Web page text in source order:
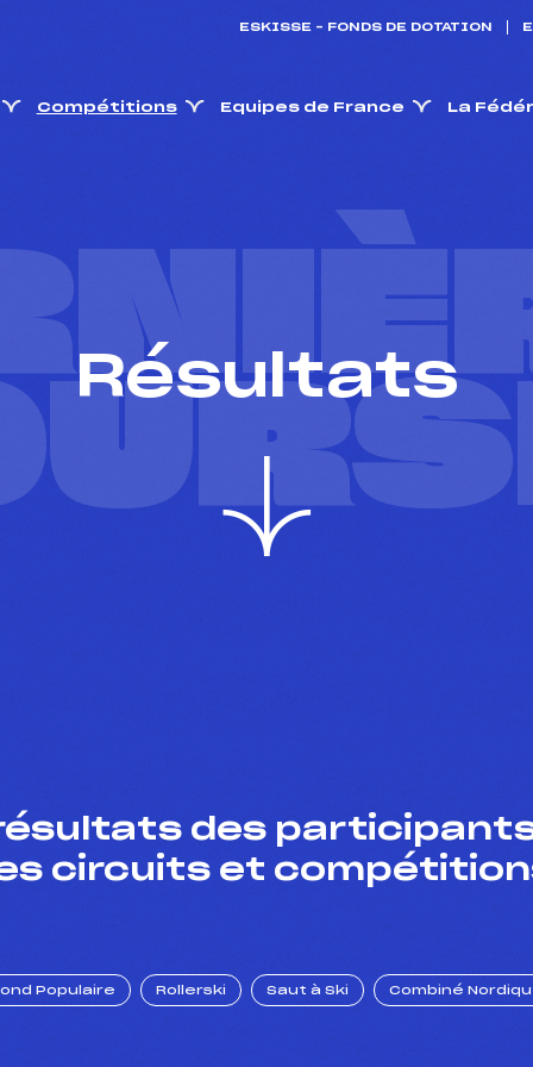
ESKISSE – FONDS DE DOTATION
Compétitions Equipes de France La
Résultats
des participants
circuits et
Populaire Rollerski Saut à Ski Combiné